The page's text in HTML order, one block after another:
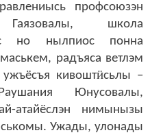
профсоюзэн
школа
но нылпиос понна
радъяса ветлэм
кивоштӥсьлы –
Юнусовалы,
атайёслэн нимынызы
Ужады, улонады